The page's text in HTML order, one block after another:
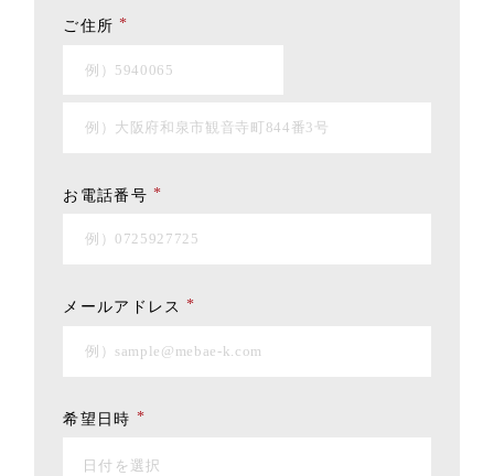
ご住所 *
お電話番号 *
メールアドレス *
希望日時 *
日付を選択